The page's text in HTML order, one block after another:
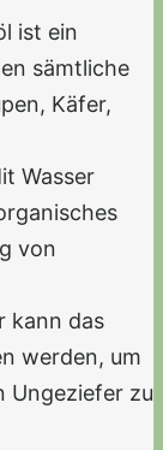
ist ein
sämtliche
Käfer,
Wasser
von
kann das
werden, um
Ungeziefer zu